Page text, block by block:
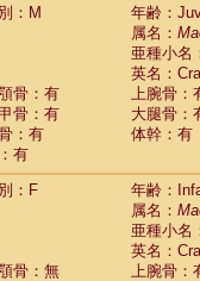
：M
年齢：
属名：
亜種小名
英名：
骨：有
上腕骨：
骨：有
大腿骨：
：有
体幹：有
有
：F
年齢：
属名：
亜種小名
英名：
骨：無
上腕骨：